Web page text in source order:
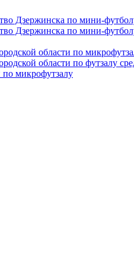
Дзержинска по мини-
Дзержинска по мини-
области по
области по футзалу
микрофутзалу